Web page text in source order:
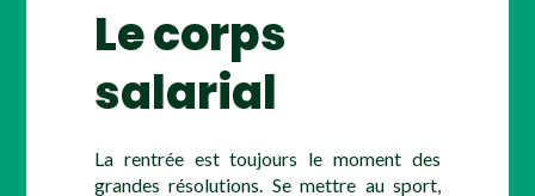
Le corps
salarial
La rentrée est toujours le moment des
grandes résolutions. Se mettre au sport,